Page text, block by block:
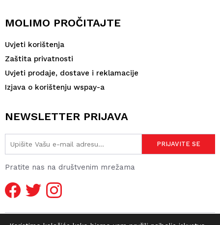
MOLIMO PROČITAJTE
Uvjeti korištenja
Zaštita privatnosti
Uvjeti prodaje, dostave i reklamacije
Izjava o korištenju wspay-a
NEWSLETTER PRIJAVA
Pratite nas na društvenim mrežama